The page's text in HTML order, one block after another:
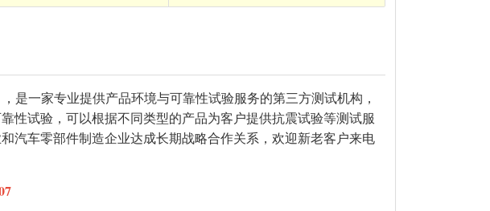
是一家专业提供产品环境与可靠性试验服务的第三方测试机构，
性试验，可以根据不同类型的产品为客户提供抗震试验等测试服
汽车零部件制造企业达成长期战略合作关系，欢迎新老客户来电